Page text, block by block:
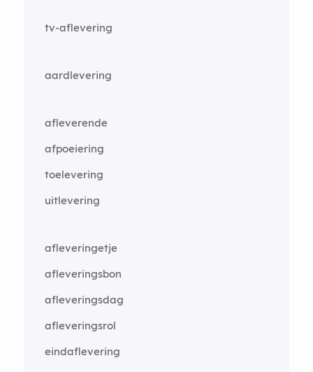
tv-aflevering
aardlevering
afleverende
afpoeiering
toelevering
uitlevering
afleveringetje
afleveringsbon
afleveringsdag
afleveringsrol
eindaflevering